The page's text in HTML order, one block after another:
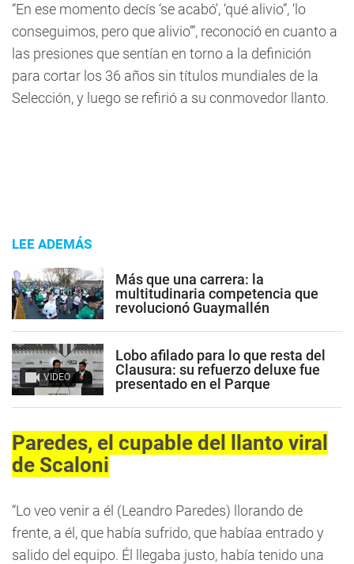
“En ese momento decís ‘se acabó', ‘qué alivio”, ‘lo
conseguimos, pero que alivio’”, reconoció en cuanto a
las presiones que sentían en torno a la definición
para cortar los 36 años sin títulos mundiales de la
Selección, y luego se refirió a su conmovedor llanto.
LEE ADEMÁS
Más que una carrera: la
multitudinaria competencia que
revolucionó Guaymallén
VIDEO
Lobo afilado para lo que resta del
Clausura: su refuerzo deluxe fue
presentado en el Parque
Paredes, el cupable del llanto viral
de Scaloni
“Lo veo venir a él (Leandro Paredes) llorando de
frente, a él, que había sufrido, que habíaa entrado y
salido del equipo. Él llegaba justo, había tenido una